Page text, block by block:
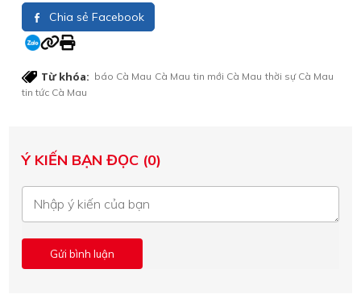
Chia sẻ Facebook
Từ khóa: báo Cà Mau Cà Mau tin mới Cà Mau thời sự Cà Mau
tin tức Cà Mau
Ý KIẾN BẠN ĐỌC (0)